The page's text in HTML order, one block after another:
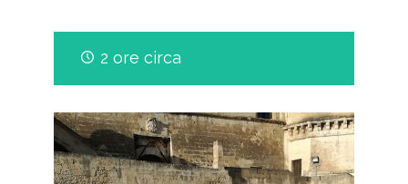
2 ore circa